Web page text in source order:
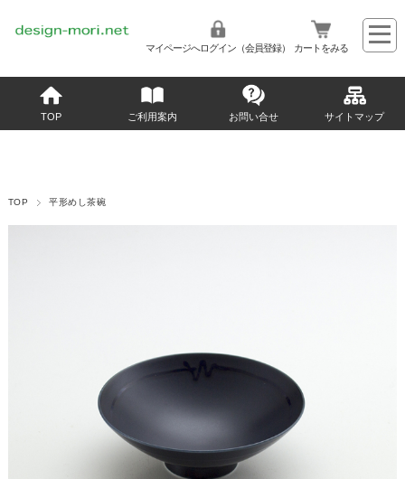
マイページへログイン（会員登録） カートをみる
TOP ご利用案内 お問い合せ サイトマップ
TOP 平形めし茶碗